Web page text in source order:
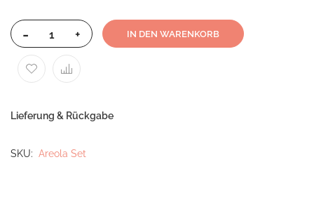
- + IN DEN WARENKORB
Lieferung & Rückgabe
SKU Areola Set